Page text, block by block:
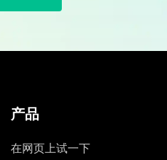
产品
在网页上试一下